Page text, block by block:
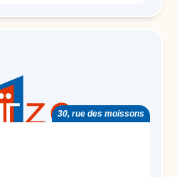
30, rue des moissons